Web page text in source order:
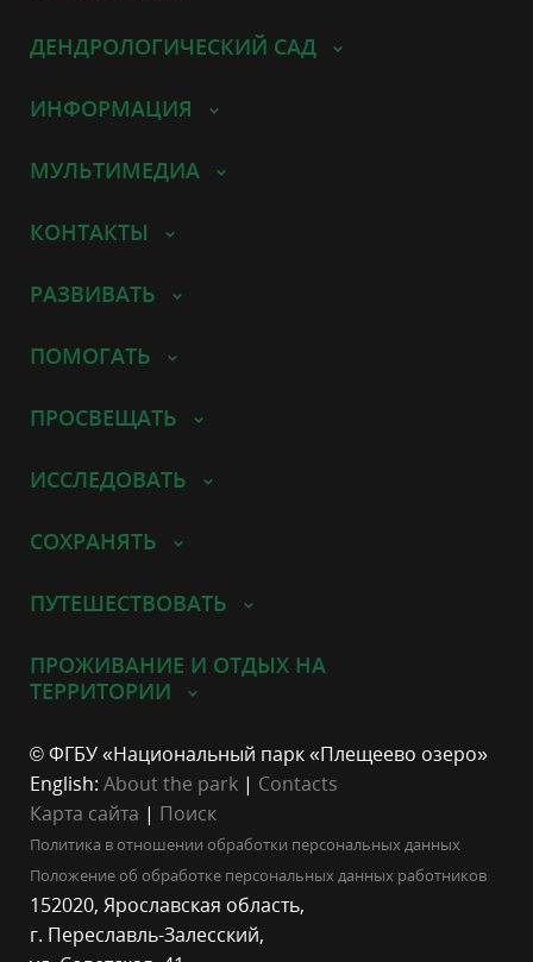
ДЕНДРОЛОГИЧЕСКИЙ САД
ИНФОРМАЦИЯ
МУЛЬТИМЕДИА
КОНТАКТЫ
РАЗВИВАТЬ
ПОМОГАТЬ
ПРОСВЕЩАТЬ
ИССЛЕДОВАТЬ
СОХРАНЯТЬ
ПУТЕШЕСТВОВАТЬ
ПРОЖИВАНИЕ И ОТДЫХ НА
ТЕРРИТОРИИ
© ФГБУ «Национальный парк «Плещеево озеро»
English: About the park | Contacts
Карта сайта | Поиск
Политика в отношении обработки персональных данных
Положение об обработке персональных данных работников
152020, Ярославская область,
г. Переславль-Залесский,